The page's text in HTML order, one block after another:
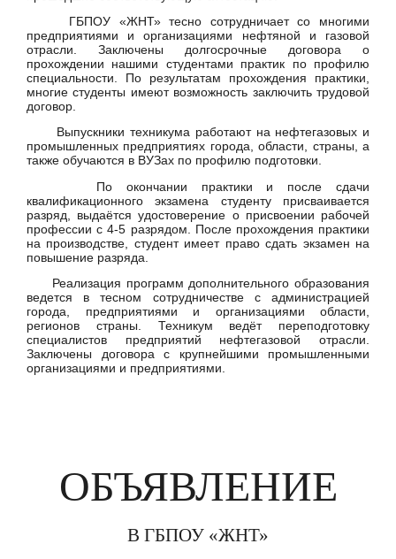
ГБПОУ «ЖНТ» тесно сотрудничает со многими
предприятиями и организациями нефтяной и газовой
отрасли. Заключены долгосрочные договора о
прохождении нашими студентами практик по профилю
специальности. По результатам прохождения практики,
многие студенты имеют возможность заключить трудовой
договор.
Выпускники техникума работают на нефтегазовых и
промышленных предприятиях города, области, страны, а
также обучаются в ВУЗах по профилю подготовки.
По окончании практики и после сдачи
квалификационного экзамена студенту присваивается
разряд, выдаётся удостоверение о присвоении рабочей
профессии с 4-5 разрядом. После прохождения практики
на производстве, студент имеет право сдать экзамен на
повышение разряда.
Реализация программ дополнительного образования
ведется в тесном сотрудничестве с администрацией
города, предприятиями и организациями области,
регионов страны. Техникум ведёт переподготовку
специалистов предприятий нефтегазовой отрасли.
Заключены договора с крупнейшими промышленными
организациями и предприятиями.
ОБЪЯВЛЕНИЕ
В ГБПОУ «ЖНТ»